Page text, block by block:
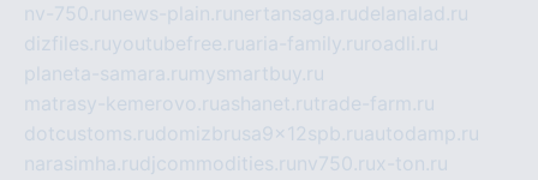
nv-750.ru news-plain.ru nertansaga.rudelanalad.ru
dizfiles.ruyoutubefree.ruaria-family.ru roadli.ru
planeta-samara.ru mysmartbuy.ru
matrasy-kemerovo.ruashanet.rutrade-farm.ru
dotcustoms.rudomizbrusa9x12spb.ruautodamp.ru
narasimha.rudjcommodities.ru nv750.rux-ton.ru